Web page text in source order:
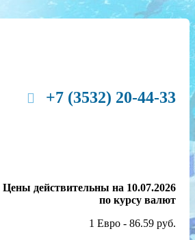
+7 (3532) 20-44-33
Цены действительны на 10.07.2026
по курсу валют
1 Евро - 86.59 руб.